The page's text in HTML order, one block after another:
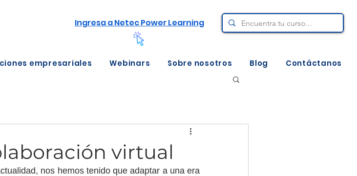
Ingresa a Netec Power Learning
empresariales Webinars Sobre nosotros Blog Contáctanos
virtual
nos hemos tenido que adaptar a una era